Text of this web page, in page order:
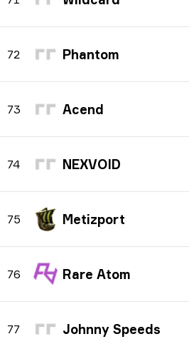
72 Phantom
73 Acend
74 NEXVOID
75 Metizport
76 Rare Atom
77 Johnny Speeds